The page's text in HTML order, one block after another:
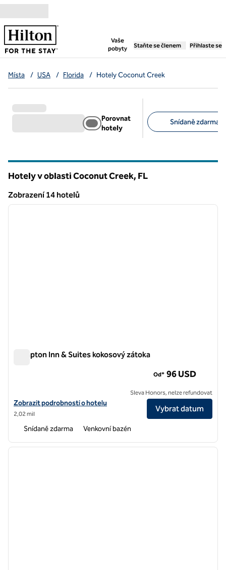
Přejít na obsah
Vaše
pobyty
,otevře se nová záložka
Staňte se členem Přihlaste se
Místa / USA / Florida / Hotely Coconut Creek
Porovnat
hotely
Snídaně zdarma
Hotely v oblasti Coconut Creek, FL
Zobrazení 14 hotelů
Zobrazení 14 hotelů
1 z 12
další
Hampton Inn & Suites kokosový zátoka
Zobrazit podrobnosti o hotelu Hampton Inn & Suites Coconut Creek
Zobrazit podrobnosti o hotelu
2,02 mil
Od* 96 USD
Sleva Honors, nelze refundovat
Vybrat datum
Snídaně zdarma Venkovní bazén
1 z 10
další